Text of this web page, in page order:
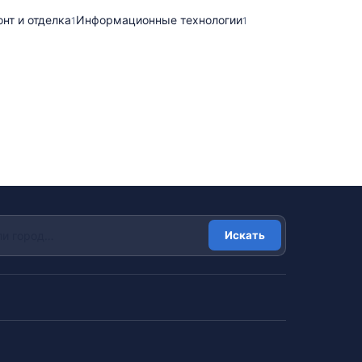
и отделка1 Информационные технологии1
Искать